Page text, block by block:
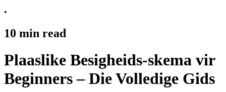
•
10 min read
Plaaslike Besigheids-skema vir
Beginners – Die Volledige Gids